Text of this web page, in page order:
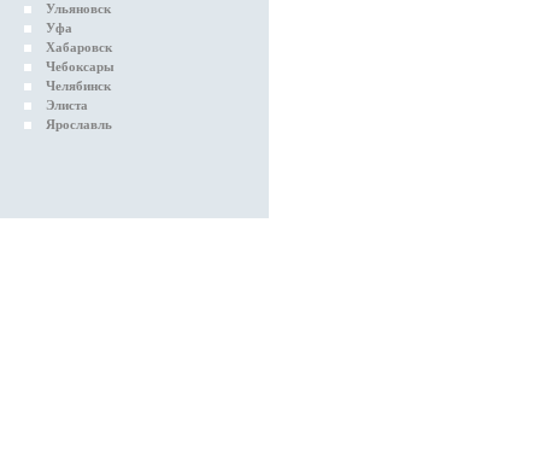
Ульяновск
Уфа
Хабаровск
Чебоксары
Челябинск
Элиста
Ярославль